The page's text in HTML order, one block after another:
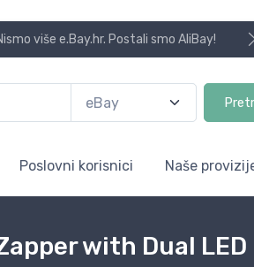
više e.Bay.hr. Postali smo AliBay!
Poslovni korisnici Naše
with Dual